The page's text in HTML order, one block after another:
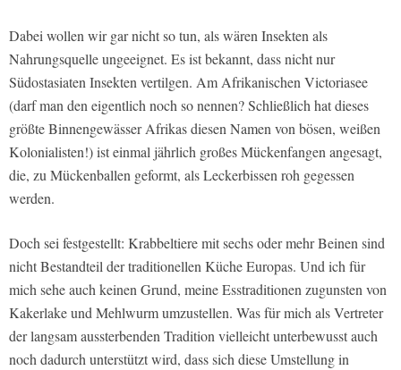
Dabei wollen wir gar nicht so tun, als wären Insekten als
Nahrungsquelle ungeeignet. Es ist bekannt, dass nicht nur
Südostasiaten Insekten vertilgen. Am Afrikanischen Victoriasee
(darf man den eigentlich noch so nennen? Schließlich hat dieses
größte Binnengewässer Afrikas diesen Namen von bösen, weißen
Kolonialisten!) ist einmal jährlich großes Mückenfangen angesagt,
die, zu Mückenballen geformt, als Leckerbissen roh gegessen
werden.
Doch sei festgestellt: Krabbeltiere mit sechs oder mehr Beinen sind
nicht Bestandteil der traditionellen Küche Europas. Und ich für
mich sehe auch keinen Grund, meine Esstraditionen zugunsten von
Kakerlake und Mehlwurm umzustellen. Was für mich als Vertreter
der langsam aussterbenden Tradition vielleicht unterbewusst auch
noch dadurch unterstützt wird, dass sich diese Umstellung in